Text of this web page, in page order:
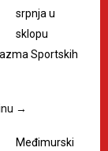
srpnja u
sklopu
Sportskih
→
Međimurski